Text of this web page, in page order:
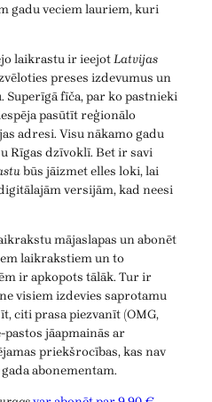
gadu veciem lauriem, kuri
laikrastu ir ieejotLatvijas
preses izdevumus un
fīča, par ko pastnieki
pasūtīt reģionālo
adresi. Visu nākamo gadu
Rīgas dzīvoklī. Bet ir savi
būs jāizmet elles loki, lai
versijām, kad neesi
mājaslapas un abonēt
laikrakstiem un to
ir apkopots tālāk. Tur ir
visiem izdevies saprotamu
citi prasa piezvanīt (OMG,
pastos jāapmainās ar
priekšrocības, kas nav
abonementam.